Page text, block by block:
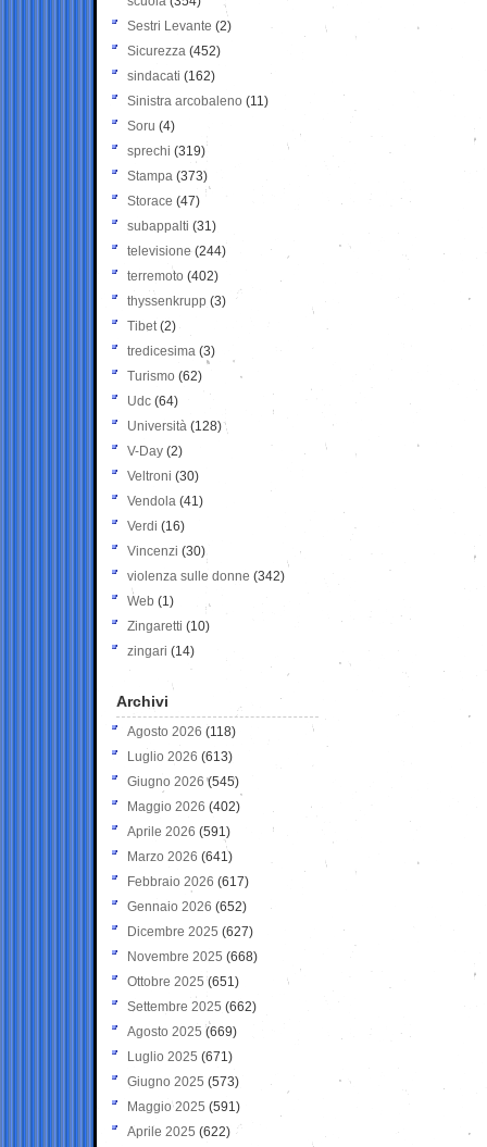
Sestri Levante (2)
Sicurezza (452)
sindacati (162)
Sinistra arcobaleno (11)
Soru (4)
sprechi (319)
Stampa (373)
Storace (47)
subappalti (31)
televisione(244)
terremoto (402)
thyssenkrupp (3)
Tibet(2)
tredicesima (3)
Turismo (62)
Udc (64)
Università (128)
V-Day (2)
Veltroni (30)
Vendola (41)
Verdi (16)
Vincenzi (30)
violenza sulle donne (342)
Web (1)
Zingaretti (10)
zingari (14)
Archivi
Agosto 2026 (118)
Luglio 2026 (613)
Giugno 2026 (545)
Maggio 2026 (402)
Aprile 2026 (591)
Marzo 2026 (641)
Febbraio 2026 (617)
Gennaio 2026 (652)
Dicembre 2025 (627)
Novembre 2025 (668)
Ottobre 2025 (651)
Settembre 2025 (662)
Agosto 2025 (669)
Luglio 2025 (671)
Giugno 2025 (573)
Maggio 2025 (591)
Aprile 2025 (622)